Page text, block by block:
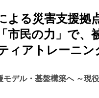
よる災害支援拠
市民の力」で、
ィアトレーニ
モデル・基盤構築へ ～現